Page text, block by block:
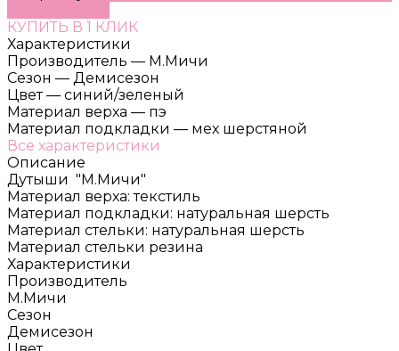
КУПИТЬ В 1 КЛИК
Характеристики
Производитель — М.Мичи
Сезон — Демисезон
Цвет — синий/зеленый
Материал верха — пэ
Материал подкладки — мех шерстяной
Все характеристики
Описание
Дутыши "М.Мичи"
Материал верха: текстиль
Материал подкладки: натуральная шерсть
Материал стельки: натуральная шерсть
Материал стельки резина
Характеристики
Производитель
М.Мичи
Сезон
Демисезон